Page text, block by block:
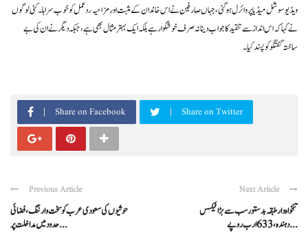
ویڈیو سوشل میڈیا پر وائرل ہو گئی، جہاں صارفین نے اس خاندان کے مثبت اور مزاحیہ ردعمل کو خوب سراہا۔ کئی لوگوں
نے کہا کہ اس انداز سے تنقید کا جواب دینا نہ صرف خوشگوار ہے بلکہ ایک بہتر مثال بھی ہے، جبکہ دیگر نے ان کی بے
ساختہ گفتگو کو پسند کیا۔
Share on Facebook Share on Twitter
Previous Article
حوثیوں کی سعودی عرب کو سخت وارننگ، فضائی
حدود میں مداخلت پر ...
Next Article
تنخواہ دار طبقہ بدستور سب سے بڑا ٹیکس
دہندہ، 633 ارب روپے ...